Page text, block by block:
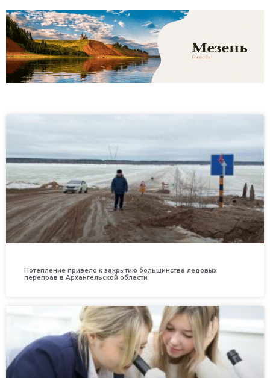
Потепление привело к закрытию большинства ледовых
переправ в Архангельской области